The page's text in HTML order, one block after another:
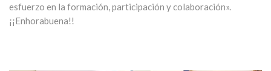
esfuerzo en la formación, participación y colaboración».
¡¡Enhorabuena!!